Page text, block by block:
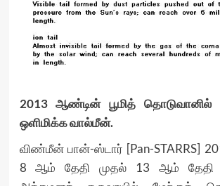
2013 ஆண்டின் பூமித் தொடுவானில்
ஒளிமிக்க வால்மீன்.
விண்மீன் பான்-ஸ்டார் [Pan-STARRS]
8 ஆம் தேதி முதல் 13 ஆம் தேதி